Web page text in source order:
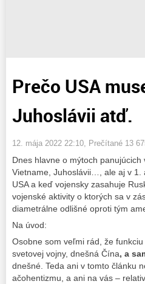
Prečo USA
Juhoslávii atď.
12. mája 2022 22:10 , Prečítané 13
Dnes hlavne o mýtoch
Vietname, Juhoslávii…, ale aj v 1.
USA a keď vojensky zasahuje
vojenské aktivity o ktorých sa v
diametrálne odlišné oproti tým
Na úvod:
Osobne som veľmi rád, že
svetovej vojny, dnešná Čína, a
dnešné. Teda ani v tomto článku
ačohentizmu, a ani na vás –